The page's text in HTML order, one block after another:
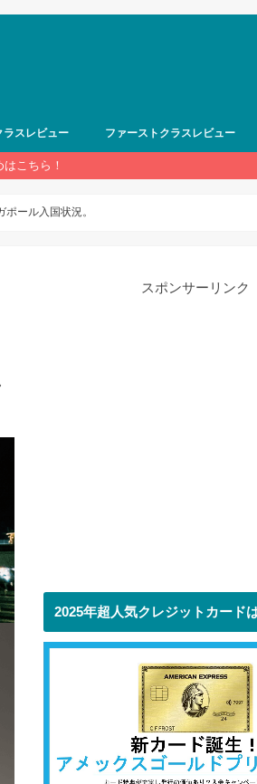
ラスレビュー ファーストクラスレビュー
こちら！
ール入国状況。
スポンサーリンク
2025年超人気クレジットカード